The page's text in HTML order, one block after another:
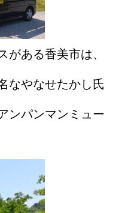
がある香美市は、
なやなせたかし氏
ンパンマンミュー